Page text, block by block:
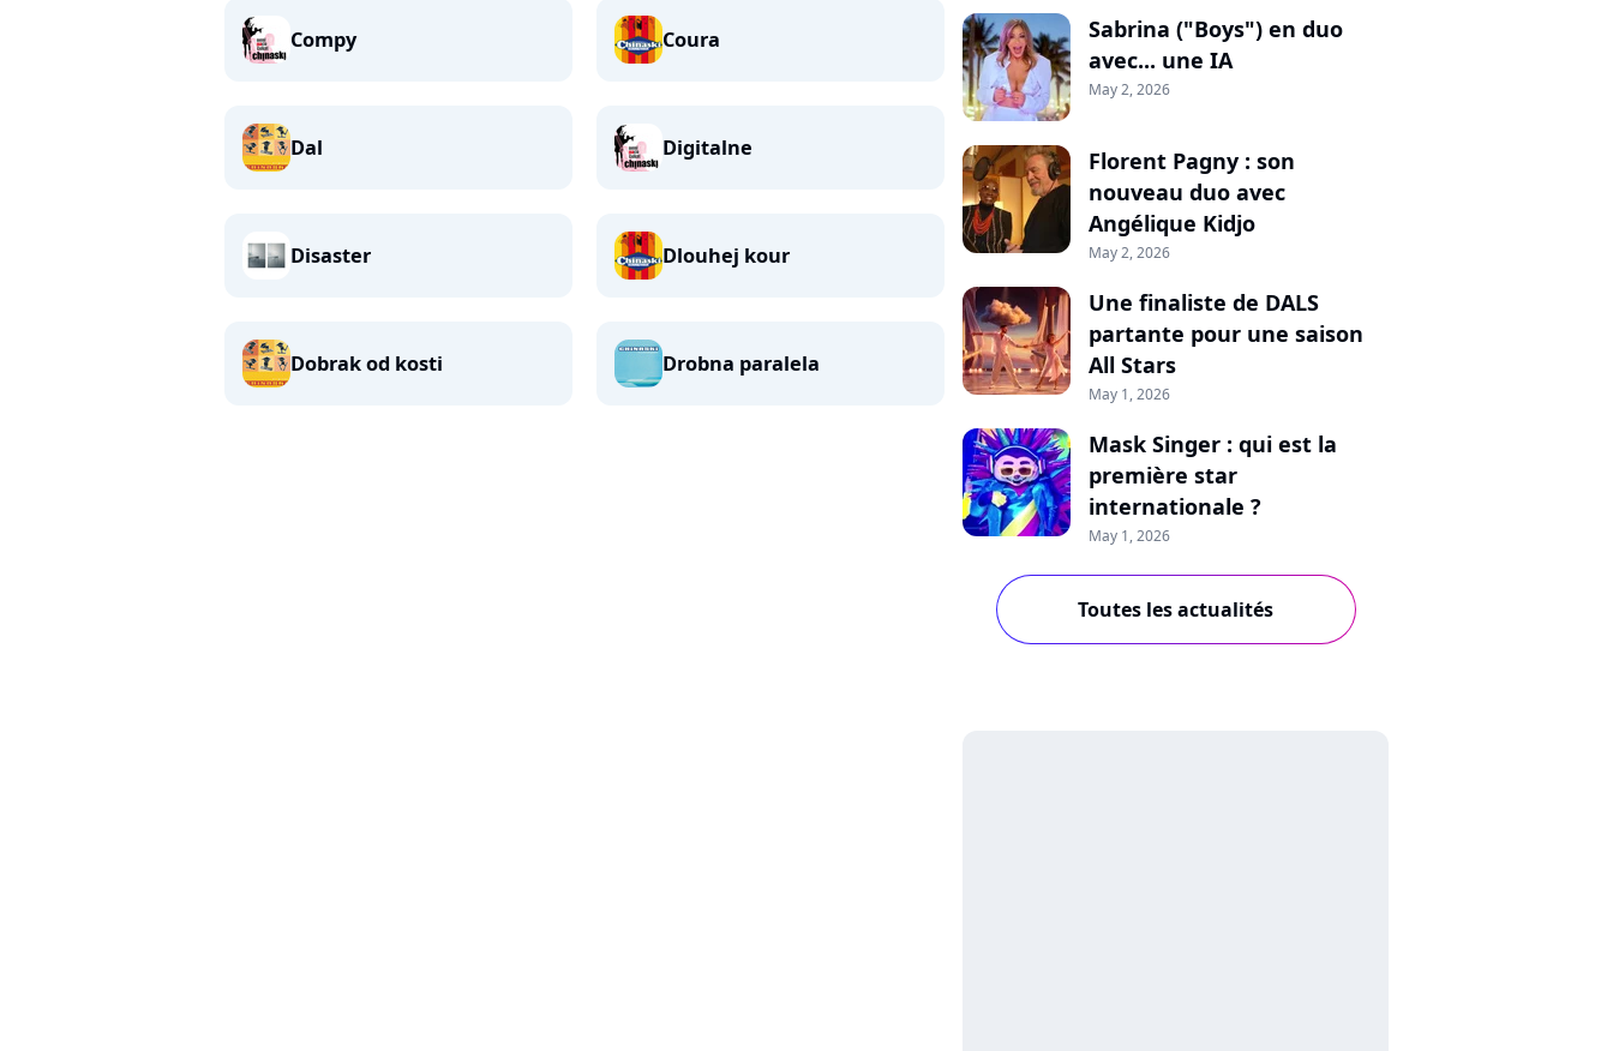
Compy Coura
Dal Digitalne
Disaster Dlouhej kour
Dobrak od kosti Drobna paralela
Sabrina ("Boys") en duo
avec... une IA
May 2, 2026
Florent Pagny : son
nouveau duo avec
Angélique Kidjo
May 2, 2026
Une finaliste de DALS
partante pour une saison
All Stars
May 1, 2026
Mask Singer : qui est la
première star
internationale ?
May 1, 2026
Toutes les actualités